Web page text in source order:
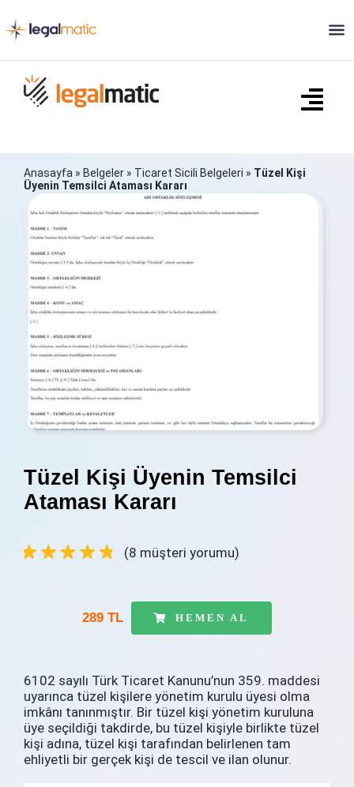
content
Hesabım
Sepetim
Anasayfa » Belgeler» Ticaret Sicili Belgeleri » Tüzel Kişi
Üyenin Temsilci Ataması Kararı
Tüzel Kişi Üyenin Temsilci
Ataması Kararı
(8 müşteri yorumu)
289 TL HEMEN AL
6102 sayılı Türk Ticaret Kanunu’nun 359. maddesi
uyarınca tüzel kişilere yönetim kurulu üyesi olma
imkânı tanınmıştır. Bir tüzel kişi yönetim kuruluna
üye seçildiği takdirde, bu tüzel kişiyle birlikte tüzel
kişi adına, tüzel kişi tarafından belirlenen tam
ehliyetli bir gerçek kişi de tescil ve ilan olunur.